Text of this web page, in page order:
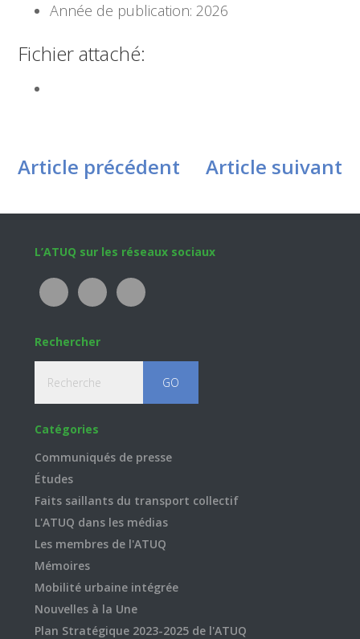
Année de publication: 2026
Fichier attaché:
Article précédent Article suivant
Footer
L’ATUQ sur les réseaux sociaux
Rechercher
Catégories
Communiqués de presse
Études
Faits saillants du transport collectif
L'ATUQ dans les médias
Les membres de l'ATUQ
Mémoires
Mobilité urbaine intégrée
Nouvelles à la Une
Plan Stratégique 2023-2025 de l'ATUQ